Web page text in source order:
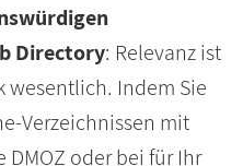
Directory: Relevanz ist
wesentlich. Indem Sie
Verzeichnissen mit
oder bei für Ihr